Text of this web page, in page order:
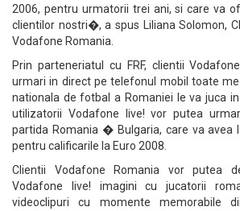
2006, pentru urmatorii trei ani, si care va
clientilor nostri�, a spus Liliana Solomon,
Vodafone Romania.
Prin parteneriatul cu FRF, clientii
urmari in direct pe telefonul mobil toate
nationala de fotbal a Romaniei le va juca
utilizatorii Vodafone live! vor putea
partida Romania � Bulgaria, care va avea
pentru calificarile la Euro 2008.
Clientii Vodafone Romania vor putea
Vodafone live! imagini cu jucatorii
videoclipuri cu momente memorabile